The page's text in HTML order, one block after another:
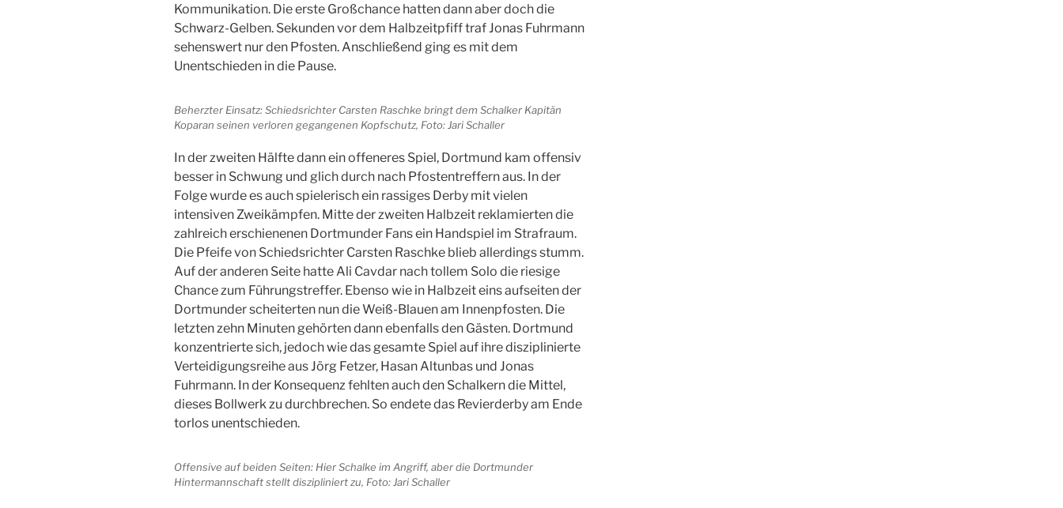
Kommunikation. Die erste Großchance hatten dann aber doch die
Schwarz-Gelben. Sekunden vor dem Halbzeitpfiff traf Jonas Fuhrmann
sehenswert nur den Pfosten. Anschließend ging es mit dem
Unentschieden in die Pause.
Beherzter Einsatz: Schiedsrichter Carsten Raschke bringt dem Schalker Kapitän
Koparan seinen verloren gegangenen Kopfschutz, Foto: Jari Schaller
In der zweiten Hälfte dann ein offeneres Spiel, Dortmund kam offensiv
besser in Schwung und glich durch nach Pfostentreffern aus. In der
Folge wurde es auch spielerisch ein rassiges Derby mit vielen
intensiven Zweikämpfen. Mitte der zweiten Halbzeit reklamierten die
zahlreich erschienenen Dortmunder Fans ein Handspiel im Strafraum.
Die Pfeife von Schiedsrichter Carsten Raschke blieb allerdings stumm.
Auf der anderen Seite hatte Ali Cavdar nach tollem Solo die riesige
Chance zum Führungstreffer. Ebenso wie in Halbzeit eins aufseiten der
Dortmunder scheiterten nun die Weiß-Blauen am Innenpfosten. Die
letzten zehn Minuten gehörten dann ebenfalls den Gästen. Dortmund
konzentrierte sich, jedoch wie das gesamte Spiel auf ihre disziplinierte
Verteidigungsreihe aus Jörg Fetzer, Hasan Altunbas und Jonas
Fuhrmann. In der Konsequenz fehlten auch den Schalkern die Mittel,
dieses Bollwerk zu durchbrechen. So endete das Revierderby am Ende
torlos unentschieden.
Offensive auf beiden Seiten: Hier Schalke im Angriff, aber die Dortmunder
Hintermannschaft stellt diszipliniert zu, Foto: Jari Schaller